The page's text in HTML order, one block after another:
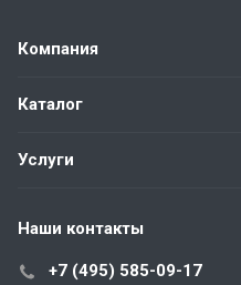
Компания
Каталог
Услуги
Наши контакты
+7 (495) 585-09-17